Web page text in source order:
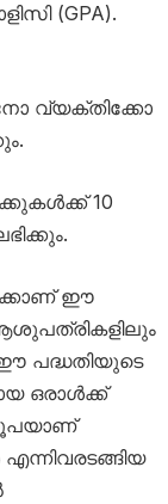
(GPA).
വ്യക്തിക്കോ
10
ഈ
പദ്ധതിയുടെ
ഒരാൾക്ക്
രൂപയാണ്
എന്നിവരടങ്ങിയ